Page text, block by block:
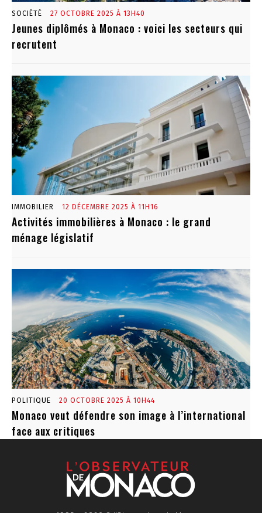
SOCIÉTÉ 27 OCTOBRE 2025 À 13H40
Jeunes diplômés à Monaco : voici les secteurs qui
recrutent
IMMOBILIER 12 DÉCEMBRE 2025 À 11H16
Activités immobilières à Monaco : le grand
ménage législatif
POLITIQUE 20 OCTOBRE 2025 À 10H44
Monaco veut défendre son image à l’international
face aux critiques